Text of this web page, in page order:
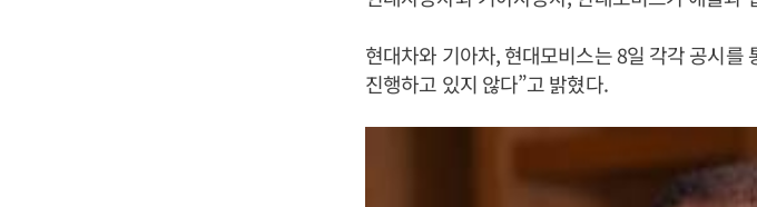
현대차와 기아차, 현대모비스는 8일 각각 공시
진행하고 있지 않다”고 밝혔다.